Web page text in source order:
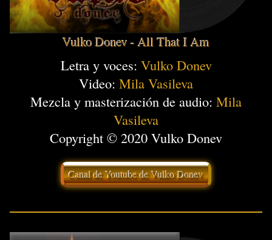
Vulko Donev - All That I Am
Letra y voces: Vulko Donev
Video: Mila Vasileva
Mezcla y masterización de audio: Mila
Vasileva
Copyright © 2020 Vulko Donev
Canal de Youtube de Vulko Donev